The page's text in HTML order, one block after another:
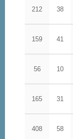
38
212
41
159
10
56
31
165
58
408